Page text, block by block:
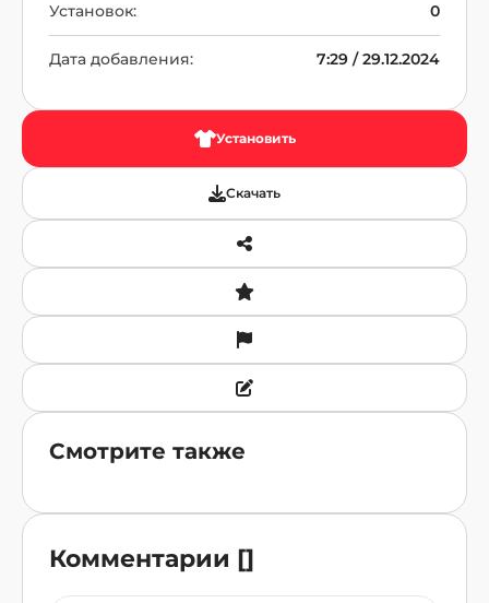
Установок: 0
Дата добавления: 7:29 / 29.12.2024
Установить
Скачать
Смотрите также
Комментарии []